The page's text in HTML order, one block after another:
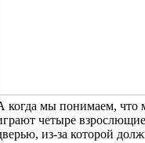
когда мы понимаем, что
четыре
из-за которой